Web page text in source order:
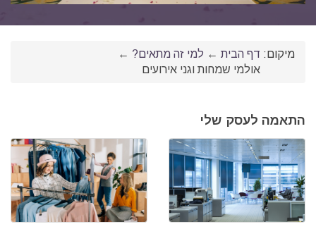
מיקום: דף הבית ← למי זה מתאים? ←
אולמי שמחות וגני אירועים
התאמה לעסק שלי